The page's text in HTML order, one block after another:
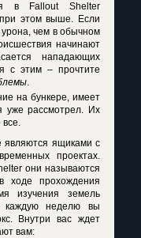
в
Fallout
Shelter
этом выше. Если
чем в обычном
начинают
нападающих
с этим – прочтите
.
на бункере, имеет
уже рассмотрел. Их
все.
являются ящиками с
проектах.
они называются
ходе прохождения
изучения земель
каждую неделю вы
Внутри вас ждет
вам: